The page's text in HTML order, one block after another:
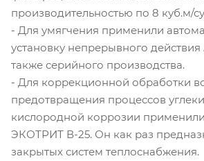
производительностью по 8 куб.м/
- Для умягчения применили
установку непрерывного
также серийного производства.
- Для коррекционной обработки
предотвращения процессов
кислородной коррозии
ЭКОТРИТ В-25. Он как раз
закрытых систем теплоснабжения.